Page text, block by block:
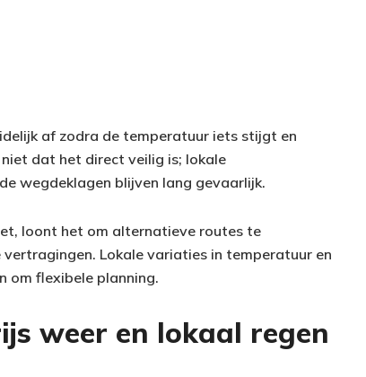
af zodra de temperatuur iets stijgt en
dat het direct veilig is; lokale
wegdeklagen blijven lang gevaarlijk.
loont het om alternatieve routes te
Lokale variaties in temperatuur en
om flexibele planning.
weer en lokaal regen